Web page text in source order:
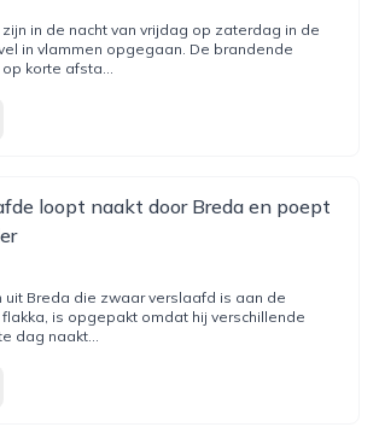
in de nacht van vrijdag op zaterdag in de
in vlammen opgegaan. De brandende
korte afsta...
loopt naakt door Breda en poept
uit Breda die zwaar verslaafd is aan de
is opgepakt omdat hij verschillende
dag naakt...